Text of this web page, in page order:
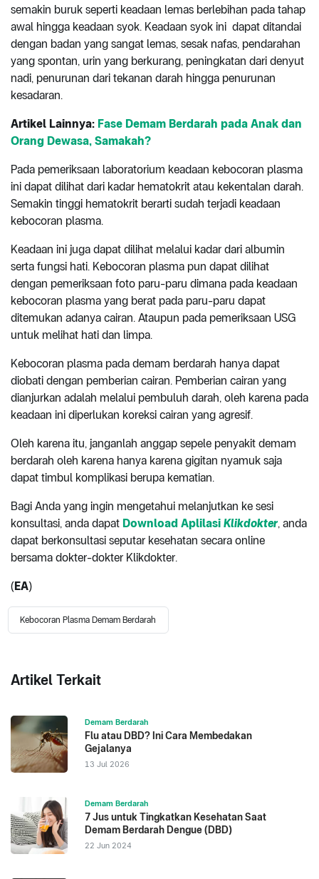
semakin buruk seperti keadaan lemas berlebihan pada tahap
awal hingga keadaan syok. Keadaan syok ini dapat ditandai
dengan badan yang sangat lemas, sesak nafas, pendarahan
yang spontan, urin yang berkurang, peningkatan dari denyut
nadi, penurunan dari tekanan darah hingga penurunan
kesadaran.
Artikel Lainnya: Fase Demam Berdarah pada Anak dan
Orang Dewasa, Samakah?
Pada pemeriksaan laboratorium keadaan kebocoran plasma
ini dapat dilihat dari kadar hematokrit atau kekentalan darah.
Semakin tinggi hematokrit berarti sudah terjadi keadaan
kebocoran plasma.
Keadaan ini juga dapat dilihat melalui kadar dari albumin
serta fungsi hati. Kebocoran plasma pun dapat dilihat
dengan pemeriksaan foto paru-paru dimana pada keadaan
kebocoran plasma yang berat pada paru-paru dapat
ditemukan adanya cairan. Ataupun pada pemeriksaan USG
untuk melihat hati dan limpa.
Kebocoran plasma pada demam berdarah hanya dapat
diobati dengan pemberian cairan. Pemberian cairan yang
dianjurkan adalah melalui pembuluh darah, oleh karena pada
keadaan ini diperlukan koreksi cairan yang agresif.
Oleh karena itu, janganlah anggap sepele penyakit demam
berdarah oleh karena hanya karena gigitan nyamuk saja
dapat timbul komplikasi berupa kematian.
Bagi Anda yang ingin mengetahui melanjutkan ke sesi
konsultasi, anda dapat Download Aplilasi Klikdokter, anda
dapat berkonsultasi seputar kesehatan secara online
bersama dokter-dokter Klikdokter.
(EA)
Kebocoran Plasma Demam Berdarah
Artikel Terkait
Demam Berdarah
Flu atau DBD? Ini Cara Membedakan
Gejalanya
13 Jul 2026
Demam Berdarah
7 Jus untuk Tingkatkan Kesehatan Saat
Demam Berdarah Dengue (DBD)
22 Jun 2024